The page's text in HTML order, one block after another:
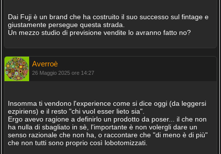
Dai Fuji è un brand che ha costruito il suo successo sul fintage e
giustamente persegue questa strada.
Un mezzo studio di previsione vendite lo avranno fatto no?
Averroè
26 Maggio 2025 ore 14:27
Insomma ti vendono l'experience come si dice oggi (da leggersi
ezpiriens) e il resto "chi vuol esser lieto sia".
Ergo avevo ragione a definirlo un prodotto da poser... il che non
ha nulla di sbagliato in sè, l'importante è non volergli dare un
senso razionale che non ha, o raccontare che "di meno è di più"
che non tutti sono proprio così lobotomizzati.